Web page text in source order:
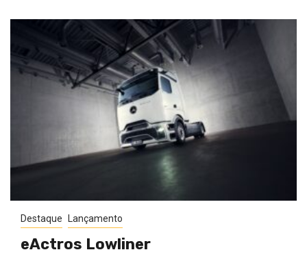
Destaque Lançamento
eActros Lowliner